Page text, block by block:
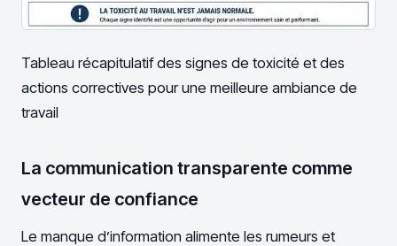
Tableau récapitulatif des signes de toxicité et des
actions correctives pour une meilleure ambiance de
travail
La communication transparente comme
vecteur de confiance
Le manque d’information alimente les rumeurs et